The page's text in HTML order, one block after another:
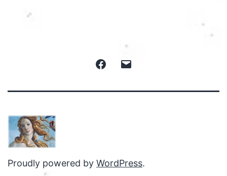
Facebook
Proudly powered by WordPress.